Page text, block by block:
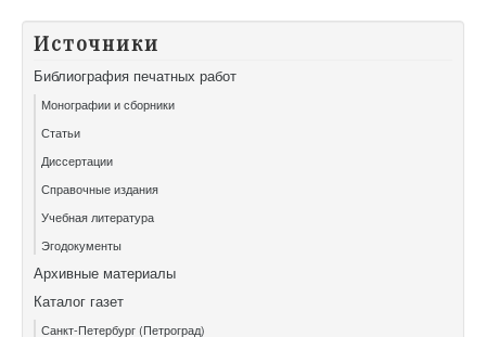
Источники
Библиография печатных работ
Монографии и сборники
Статьи
Диссертации
Справочные издания
Учебная литература
Эгодокументы
Архивные материалы
Каталог газет
Санкт-Петербург (Петроград)